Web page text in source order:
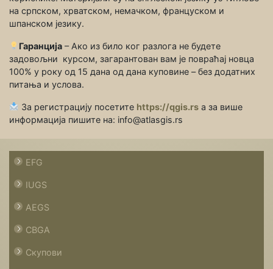
на српском, хрватском, немачком, француском и
шпанском језику.
Гаранција – Ако из било ког разлога не будете
задовољни курсом, загарантован вам је повраћај новца
100% у року од 15 дана од дана куповине – без додатних
питања и услова.
За регистрацију посетите https://qgis.rs а за више
информација пишите на: info@atlasgis.rs
EFG
IUGS
AEGS
CBGA
Скупови